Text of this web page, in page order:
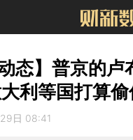
动态】普京的
利等国打算
日 08:41